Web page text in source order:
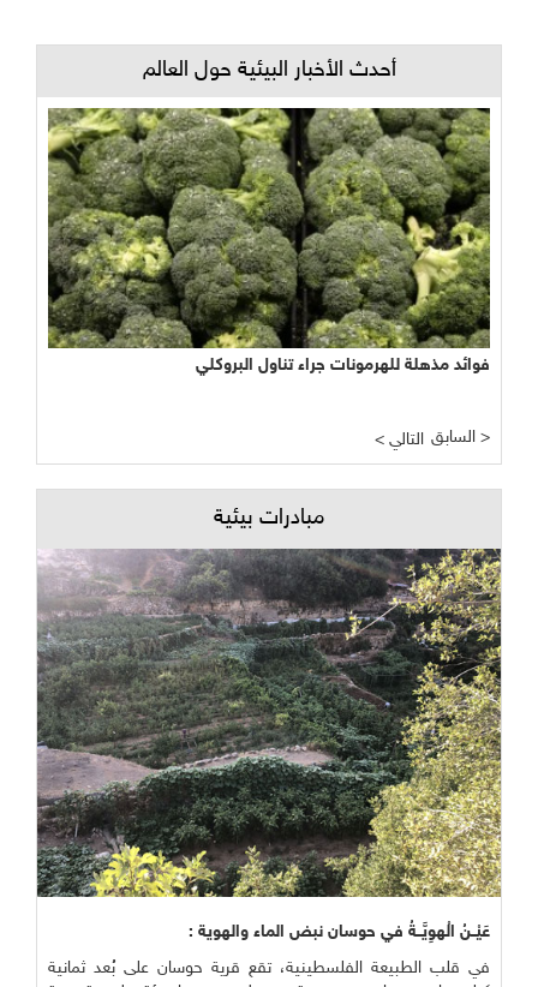
أحدث الأخبار البيئية حول العالم
فوائد مذهلة للهرمونات جراء تناول البروكلي
< التالي السابق >
مبادرات بيئية
عَيْــنُ الْهوِيَّــةُ في حوسان نبض الماء والهوية :
في قلب الطبيعة الفلسطينية، تقع قرية حوسان على بُعد ثمانية